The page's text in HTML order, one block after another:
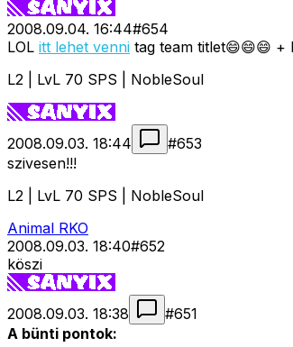
2008.09.04. 16:44#654
LOL itt lehet venni tag team titlet😄😄😄 +
L2 | LvL 70 SPS | NobleSoul
2008.09.03. 18:44 #653
szivesen!!!
L2 | LvL 70 SPS | NobleSoul
Animal RKO
2008.09.03. 18:40#652
köszi
2008.09.03. 18:38 #651
A bünti pontok: